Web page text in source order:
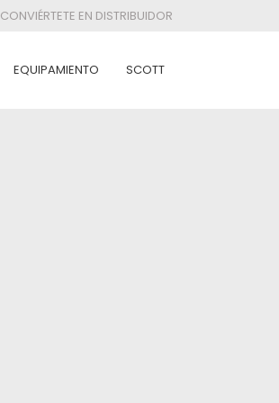
CONVIÉRTETE EN DISTRIBUIDOR
EQUIPAMIENTO SCOTT